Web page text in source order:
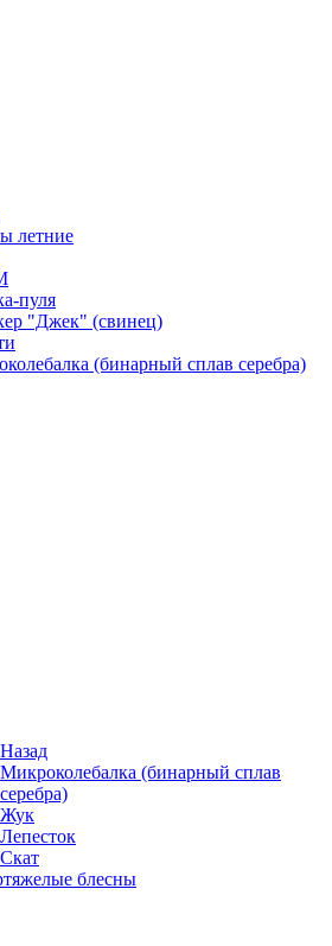
летние
пуля
"Джек" (свинец)
(бинарный сплав серебра)
Назад
Микроколебалка (бинарный сплав
серебра)
Жук
Лепесток
Скат
блесны